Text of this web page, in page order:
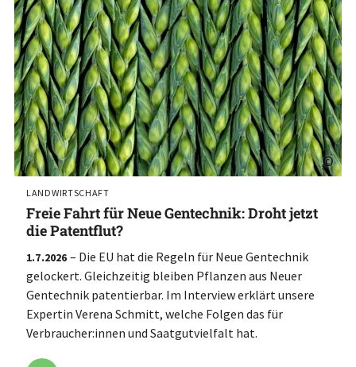
©
Freie Fahrt für Neue Gentechnik: Droht jetzt
die Patentflut?
LANDWIRTSCHAFT
1.7.2026 – Die EU hat die Regeln für Neue Gentechnik
gelockert. Gleichzeitig bleiben Pflanzen aus Neuer
Gentechnik patentierbar. Im Interview erklärt unsere
Expertin Verena Schmitt, welche Folgen das für
Verbraucher:innen und Saatgutvielfalt hat.